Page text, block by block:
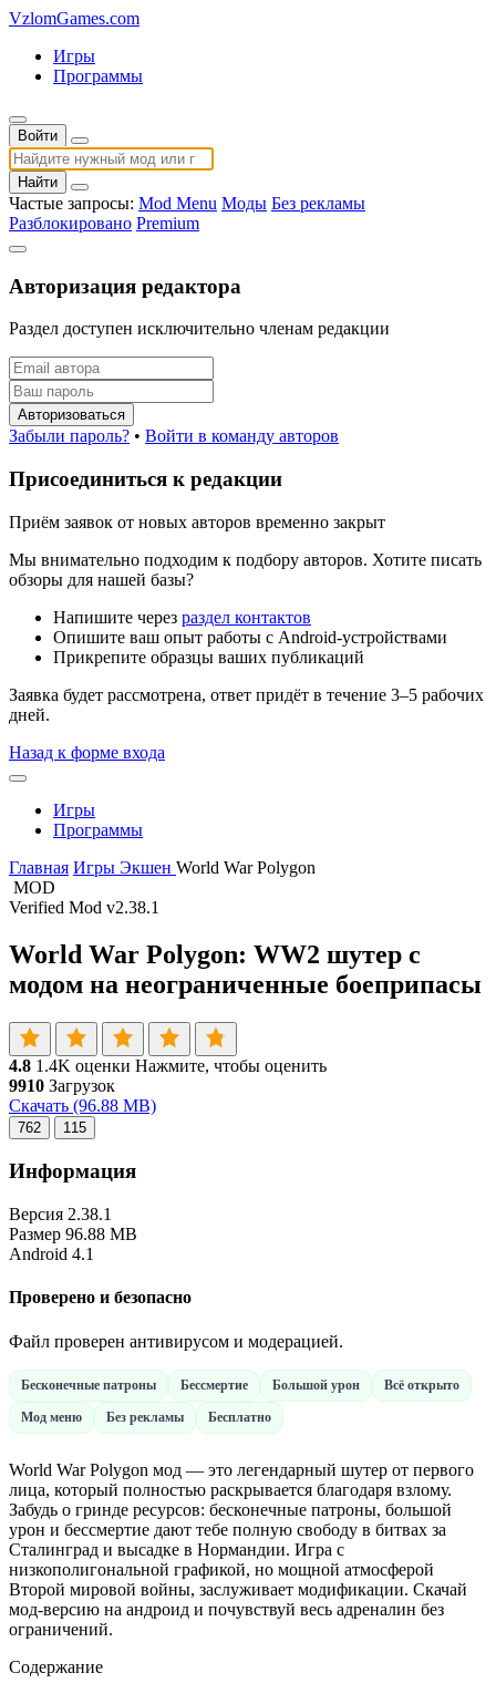
VzlomGames.com
Игры
Программы
Войти
Найти
Частые запросы: Mod Menu Моды Без рекламы
Разблокировано Premium
Авторизация редактора
Раздел доступен исключительно членам редакции
Авторизоваться
Забыли пароль? • Войти в команду авторов
Присоединиться к редакции
Приём заявок от новых авторов временно закрыт
Мы внимательно подходим к подбору авторов. Хотите писать
обзоры для нашей базы?
Напишите через раздел контактов
Опишите ваш опыт работы с Android-устройствами
Прикрепите образцы ваших публикаций
Заявка будет рассмотрена, ответ придёт в течение 3–5 рабочих
дней.
Назад к форме входа
Игры
Программы
Главная Игры Экшен World War Polygon
MOD
Verified Mod v2.38.1
World War Polygon: WW2 шутер с
модом на неограниченные боеприпасы
4.8 1.4K оценки Нажмите, чтобы оценить
9910 Загрузок
Скачать (96.88 MB)
762 115
Информация
Версия 2.38.1
Размер 96.88 MB
Android 4.1
Проверено и безопасно
Файл проверен антивирусом и модерацией.
Бесконечные патроны Бессмертие Большой урон Всё открыто
Мод меню Без рекламы Бесплатно
World War Polygon мод — это легендарный шутер от первого
лица, который полностью раскрывается благодаря взлому.
Забудь о гринде ресурсов: бесконечные патроны, большой
урон и бессмертие дают тебе полную свободу в битвах за
Сталинград и высадке в Нормандии. Игра с
низкополигональной графикой, но мощной атмосферой
Второй мировой войны, заслуживает модификации. Скачай
мод-версию на андроид и почувствуй весь адреналин без
ограничений.
Содержание